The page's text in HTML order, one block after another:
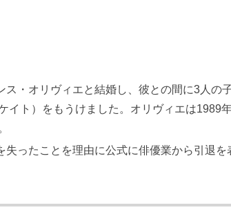
ス・オリヴィエと結婚し、彼との間に3人の
イト）をもうけました。オリヴィエは1989
失ったことを理由に公式に俳優業から引退を